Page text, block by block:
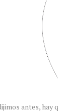
antes,